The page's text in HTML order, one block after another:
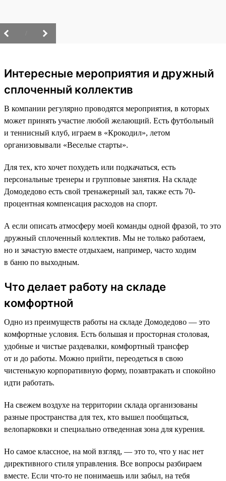
Интересные мероприятия и дружный
сплоченный коллектив
В компании регулярно проводятся мероприятия, в которых
может принять участие любой желающий. Есть футбольный
и теннисный клуб, играем в «Крокодил», летом
организовывали «Веселые старты».
Для тех, кто хочет похудеть или подкачаться, есть
персональные тренеры и групповые занятия. На складе
Домодедово есть свой тренажерный зал, также есть 70-
процентная компенсация расходов на спорт.
А если описать атмосферу моей команды одной фразой, то это
дружный сплоченный коллектив. Мы не только работаем,
но и зачастую вместе отдыхаем, например, часто ходим
в баню по выходным.
Что делает работу на складе
комфортной
Одно из преимуществ работы на складе Домодедово — это
комфортные условия. Есть большая и просторная столовая,
удобные и чистые раздевалки, комфортный трансфер
от и до работы. Можно прийти, переодеться в свою
чистенькую корпоративную форму, позавтракать и спокойно
идти работать.
На свежем воздухе на территории склада организованы
разные пространства для тех, кто вышел пообщаться,
велопарковки и специально отведенная зона для курения.
Но самое классное, на мой взгляд, — это то, что у нас нет
директивного стиля управления. Все вопросы разбираем
вместе. Если что-то не понимаешь или забыл, на тебя